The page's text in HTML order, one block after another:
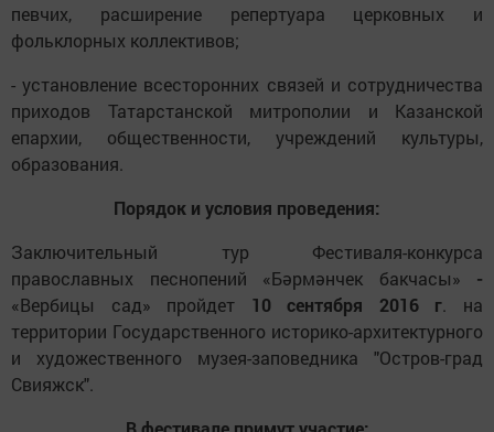
певчих, расширение репертуара церковных и
фольклорных коллективов;
- установление всесторонних связей и сотрудничества
приходов Татарстанской митрополии и Казанской
епархии, общественности, учреждений культуры,
образования.
Порядок и условия проведения:
Заключительный тур Фестиваля-конкурса
православных песнопений «Бәрмәнчек бакчасы» -
«Вербицы сад» пройдет 10 сентября 2016 г. на
территории Государственного историко-архитектурного
и художественного музея-заповедника "Остров-град
Свияжск".